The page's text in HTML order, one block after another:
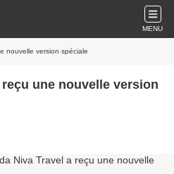
MENU
nouvelle version spéciale
une nouvelle version